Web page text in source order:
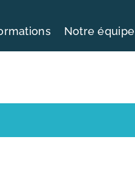
Notre équipe